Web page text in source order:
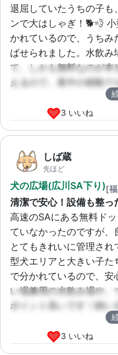
退屈していたうちの子も
ンで大はしゃぎ！🐕💨
かれているので、うちみ
ばせられました。水飲み
て、しかも無料なのが
えるので、夜中の移動
高ですね！また絶対利
3 いいね
しば蔵
先ほど
犬の広場(広川SA下り)[
清潔で安心！設備も整
高速のSAにある無料ド
ていなかったのですが、
とてもきれいに管理さ
型犬エリアと大きい子た
で分かれているので、
い場兼用の水飲み場や
ポイント高いです！飼い
うに走り回る愛犬の姿
3 いいね